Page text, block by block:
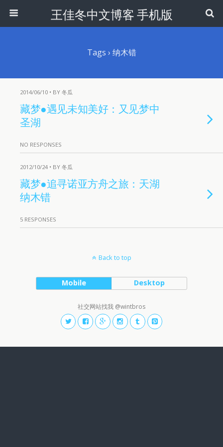
王佳冬中文博客 手机版
Tags › 纳木错
2014/06/10 • BY 冬瓜
藏梦●遇见未知美好：又见梦中
圣湖
NO RESPONSES
2012/10/24 • BY 冬瓜
藏梦●追寻诺亚方舟之旅：天湖
纳木错
5 RESPONSES
Back to top
Mobile Desktop
社交网站找我 @wintbros